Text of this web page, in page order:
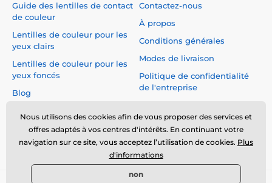
Guide des lentilles de contact
de couleur
Lentilles de couleur pour les
yeux clairs
Lentilles de couleur pour les
yeux foncés
Blog
Contactez-nous
À propos
Conditions générales
Modes de livraison
Politique de confidentialité
de l'entreprise
du Contrat
Sécurité et qualité sans
compromis
Nous utilisons des cookies afin de vous proposer des services et
offres adaptés à vos centres d'intérêts. En continuant votre
navigation sur ce site, vous acceptez l’utilisation de cookies. Plus
d'informations
non